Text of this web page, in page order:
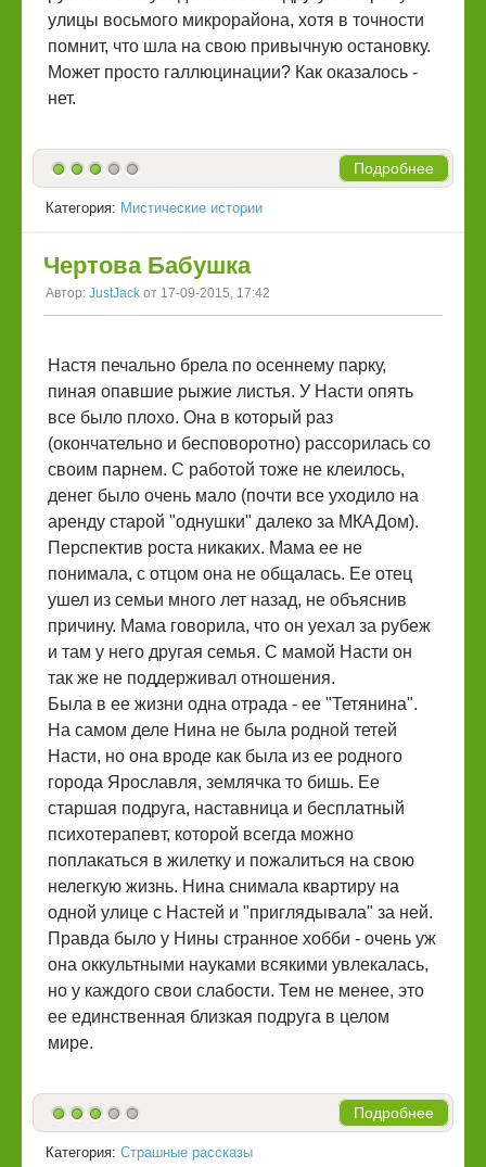
улицы восьмого микрорайона, хотя в точности
помнит, что шла на свою привычную остановку.
Может просто галлюцинации? Как оказалось -
нет.
Подробнее
Категория: Мистические истории
Чертова Бабушка
Автор: JustJack от 17-09-2015, 17:42
Настя печально брела по осеннему парку,
пиная опавшие рыжие листья. У Насти опять
все было плохо. Она в который раз
(окончательно и бесповоротно) рассорилась со
своим парнем. С работой тоже не клеилось,
денег было очень мало (почти все уходило на
аренду старой "однушки" далеко за МКАДом).
Перспектив роста никаких. Мама ее не
понимала, с отцом она не общалась. Ее отец
ушел из семьи много лет назад, не объяснив
причину. Мама говорила, что он уехал за рубеж
и там у него другая семья. С мамой Насти он
так же не поддерживал отношения.
Была в ее жизни одна отрада - ее "Тетянина".
На самом деле Нина не была родной тетей
Насти, но она вроде как была из ее родного
города Ярославля, землячка то бишь. Ее
старшая подруга, наставница и бесплатный
психотерапевт, которой всегда можно
поплакаться в жилетку и пожалиться на свою
нелегкую жизнь. Нина снимала квартиру на
одной улице с Настей и "приглядывала" за ней.
Правда было у Нины странное хобби - очень уж
она оккультными науками всякими увлекалась,
но у каждого свои слабости. Тем не менее, это
ее единственная близкая подруга в целом
мире.
Подробнее
Категория: Страшные рассказы